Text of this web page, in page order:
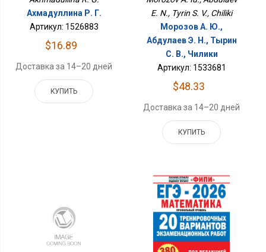
Ахмадуллина Р. Г.
Артикул: 1526883
$16.89
Доставка за 14–20 дней
КУПИТЬ
E. N., Tyrin S. V., Chiliki
Морозов А. Ю.,
Абдулаев Э. Н., Тырин
С. В., Чилики
Артикул: 1533681
$48.33
Доставка за 14–20 дней
КУПИТЬ